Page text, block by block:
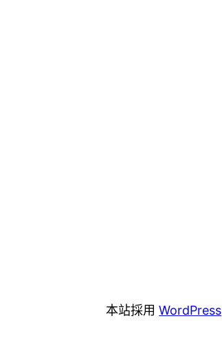
本站採用WordPress